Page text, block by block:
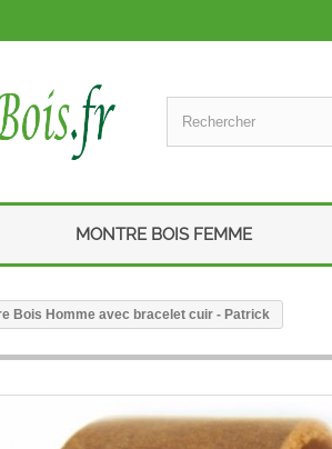
MONTRE BOIS FEMME
Bois Homme avec bracelet cuir - Patrick